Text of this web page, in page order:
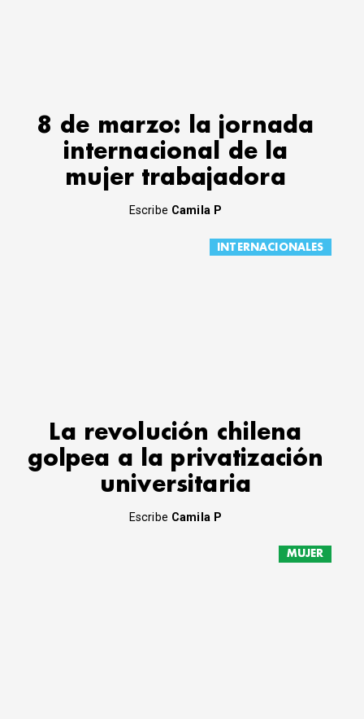
8 de marzo: la jornada
internacional de la
mujer trabajadora
Escribe Camila P
INTERNACIONALES
La revolución chilena
golpea a la privatización
universitaria
Escribe Camila P
MUJER